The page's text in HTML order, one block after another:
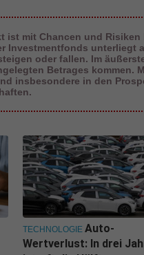
ist mit Chancen und Risiken
Investmentfonds unterliegt
oder fallen. Im
Betrages kommen.
insbesondere in den
TECHNOLOGIE Auto-
Wertverlust: In drei